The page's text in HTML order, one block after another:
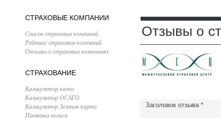
СТРАХОВЫЕ КОМПАНИИ
Список страховых компаний
Рейтинг страховых компаний
Отзывы о страховых компаниях
СТРАХОВАНИЕ
Калькулятор каско
Калькулятор ОСАГО
Калькулятор Зеленая карта
Проверка полиса
Отзывы о
Заголовок отзыва *